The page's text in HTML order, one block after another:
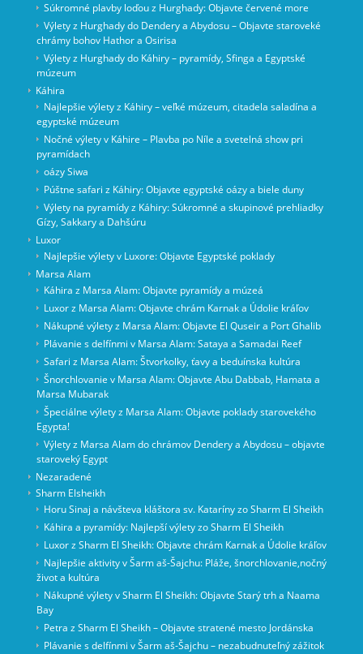
Súkromné ​​plavby loďou z Hurghady: Objavte červené more
Výlety z Hurghady do Dendery a Abydosu – Objavte staroveké
chrámy bohov Hathor a Osirisa
Výlety z Hurghady do Káhiry – pyramídy, Sfinga a Egyptské
múzeum
Káhira
Najlepšie výlety z Káhiry – veľké múzeum, citadela saladína a
egyptské múzeum
Nočné výlety v Káhire – Plavba po Níle a svetelná show pri
pyramídach
oázy Siwa
Púštne safari z Káhiry: Objavte egyptské oázy a biele duny
Výlety na pyramídy z Káhiry: Súkromné a skupinové prehliadky
Gízy, Sakkary a Dahšúru
Luxor
Najlepšie výlety v Luxore: Objavte Egyptské poklady
Marsa Alam
Káhira z Marsa Alam: Objavte pyramídy a múzeá
Luxor z Marsa Alam: Objavte chrám Karnak a Údolie kráľov
Nákupné výlety z Marsa Alam: Objavte El Quseir a Port Ghalib
Plávanie s delfínmi v Marsa Alam: Sataya a Samadai Reef
Safari z Marsa Alam: Štvorkolky, ťavy a beduínska kultúra
Šnorchlovanie v Marsa Alam: Objavte Abu Dabbab, Hamata a
Marsa Mubarak
Špeciálne výlety z Marsa Alam: Objavte poklady starovekého
Egypta!
Výlety z Marsa Alam do chrámov Dendery a Abydosu – objavte
staroveký Egypt
Nezaradené
Sharm Elsheikh
Horu Sinaj a návšteva kláštora sv. Kataríny zo Sharm El Sheikh
Káhira a pyramídy: Najlepší výlety zo Sharm El Sheikh
Luxor z Sharm El Sheikh: Objavte chrám Karnak a Údolie kráľov
Najlepšie aktivity v Šarm aš-Šajchu: Pláže, šnorchlovanie,nočný
život a kultúra
Nákupné výlety v Sharm El Sheikh: Objavte Starý trh a Naama
Bay
Petra z Sharm El Sheikh – Objavte stratené mesto Jordánska
Plávanie s delfínmi v Šarm aš-Šajchu – nezabudnuteľný zážitok